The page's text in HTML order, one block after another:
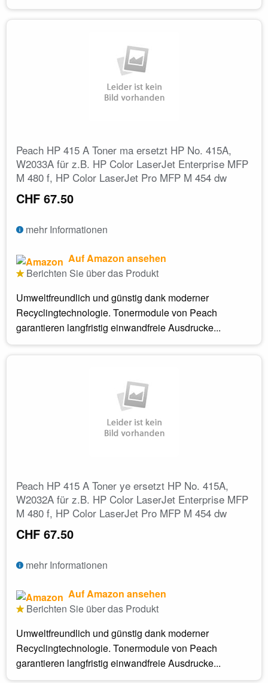
Peach HP 415 A Toner ma ersetzt HP No. 415A,
W2033A für z.B. HP Color LaserJet Enterprise MFP
M 480 f, HP Color LaserJet Pro MFP M 454 dw
CHF 67.50
mehr Informationen
Auf Amazon ansehen
Berichten Sie über das Produkt
Umweltfreundlich und günstig dank moderner
Recyclingtechnologie. Tonermodule von Peach
garantieren langfristig einwandfreie Ausdrucke...
Peach HP 415 A Toner ye ersetzt HP No. 415A,
W2032A für z.B. HP Color LaserJet Enterprise MFP
M 480 f, HP Color LaserJet Pro MFP M 454 dw
CHF 67.50
mehr Informationen
Auf Amazon ansehen
Berichten Sie über das Produkt
Umweltfreundlich und günstig dank moderner
Recyclingtechnologie. Tonermodule von Peach
garantieren langfristig einwandfreie Ausdrucke...